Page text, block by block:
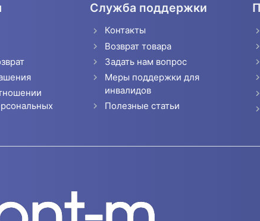
Служба поддержки
Контакты
Возврат товара
Задать нам вопрос
Меры поддержки для
инвалидов
Полезные статьи